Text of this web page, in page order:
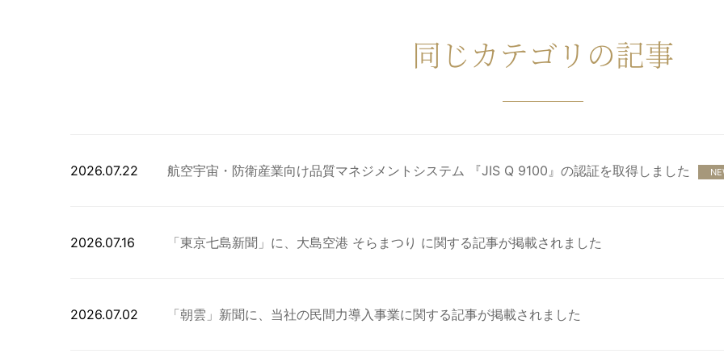
同じカテゴリの記事
2026.07.22 航空宇宙・防衛産業向け品質マネジメントシステム 『JIS Q 9100』の認証を取得しました
2026.07.16 「東京七島新聞」に、大島空港 そらまつり に関する記事が掲載されました
2026.07.02 「朝雲」新聞に、当社の民間力導入事業に関する記事が掲載されました